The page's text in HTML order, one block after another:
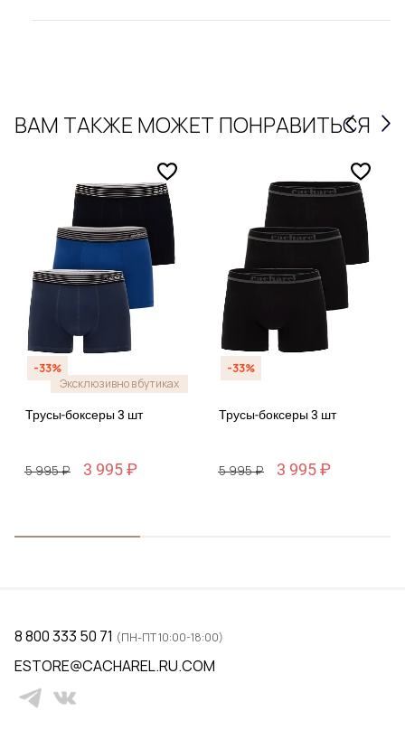
ВАМ ТАКЖЕ МОЖЕТ ПОНРАВИТЬСЯ
-33%
Эксклюзивно в бутиках
Трусы-боксеры 3 шт
5 995 ₽ 3 995 ₽
-33%
Трусы-боксеры 3 шт
5 995 ₽ 3 995 ₽
8 800 333 50 71 (ПН-ПТ 10:00-18:00)
ESTORE@CACHAREL.RU.COM